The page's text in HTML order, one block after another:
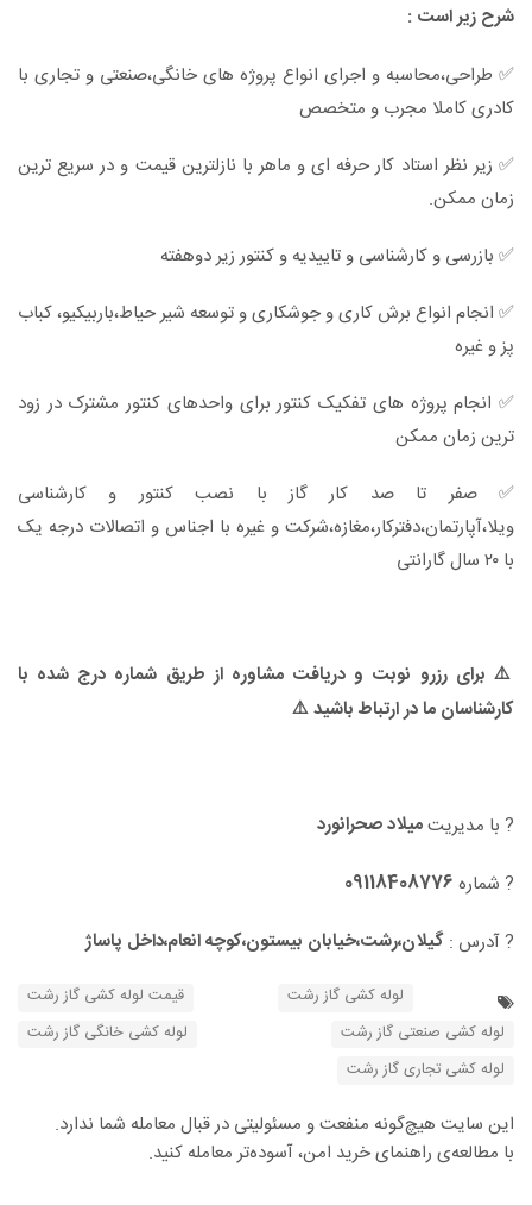
شرح زیر است :
✅ طراحی،محاسبه و اجرای انواع پروژه های خانگی،صنعتی و تجاری با
کادری کاملا مجرب و متخصص
✅ زیر نظر استاد کار حرفه ای و ماهر با نازلترین قیمت و در سریع ترین
زمان ممکن.
✅ بازرسی و کارشناسی و تاییدیه و کنتور زیر دوهفته
✅ انجام انواع برش کاری و جوشکاری و توسعه شیر حیاط،باربیکیو، کباب
پز و غیره
✅ انجام پروژه های تفکیک کنتور برای واحدهای کنتور مشترک در زود
ترین زمان ممکن
✅ صفر تا صد کار گاز با نصب کنتور و کارشناسی
ویلا،آپارتمان،دفترکار،مغازه،شرکت و غیره با اجناس و اتصالات درجه یک
با ۲۰ سال گارانتی
⚠️ برای رزرو نوبت و دریافت مشاوره از طریق شماره درج شده با
کارشناسان ما در ارتباط باشید ⚠️
? با مدیریتمیلاد صحرانورد
? شماره 09118408776
? آدرس : گیلان،رشت،خیابان بیستون،کوچه انعام،داخل پاساژ
لوله کشی گاز رشت
قیمت لوله کشی گاز رشت
لوله کشی صنعتی گاز رشت
لوله کشی خانگی گاز رشت
لوله کشی تجاری گاز رشت
این سایت هیچ‌گونه منفعت و مسئولیتی در قبال معامله شما ندارد.
با مطالعه‌ی راهنمای خرید امن، آسوده‌تر معامله کنید.